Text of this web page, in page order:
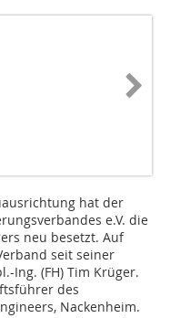
hat der
e.V. die
neu besetzt. Auf
seit seiner
Ing. (FH) Tim Krüger.
des
Nackenheim.